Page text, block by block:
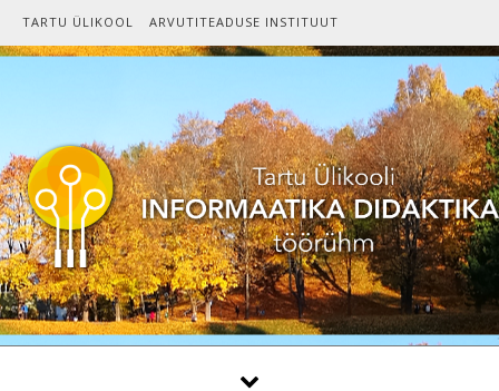
Skip to content
TARTU ÜLIKOOL ARVUTITEADUSE INSTITUUT